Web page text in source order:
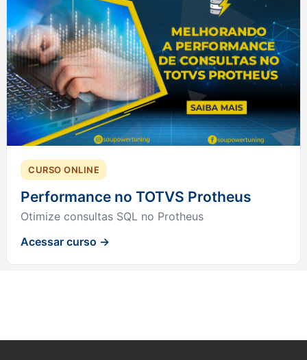
CURSO ONLINE
Performance no TOTVS Protheus
Otimize consultas SQL no Protheus
Acessar curso →